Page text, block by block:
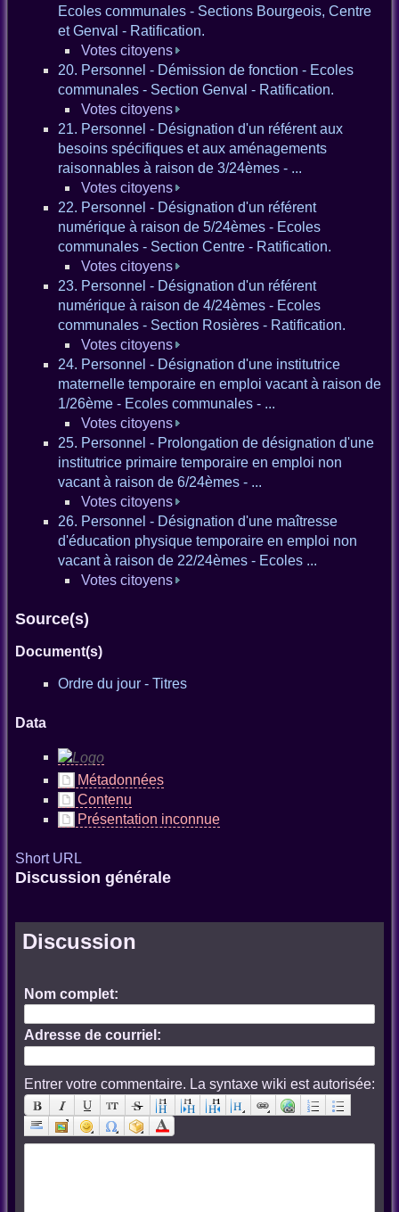
Ecoles communales - Sections Bourgeois, Centre
et Genval - Ratification.
Votes citoyens
20. Personnel - Démission de fonction - Ecoles
communales - Section Genval - Ratification.
Votes citoyens
21. Personnel - Désignation d'un référent aux
besoins spécifiques et aux aménagements
raisonnables à raison de 3/24èmes - ...
Votes citoyens
22. Personnel - Désignation d'un référent
numérique à raison de 5/24èmes - Ecoles
communales - Section Centre - Ratification.
Votes citoyens
23. Personnel - Désignation d'un référent
numérique à raison de 4/24èmes - Ecoles
communales - Section Rosières - Ratification.
Votes citoyens
24. Personnel - Désignation d'une institutrice
maternelle temporaire en emploi vacant à raison de
1/26ème - Ecoles communales - ...
Votes citoyens
25. Personnel - Prolongation de désignation d'une
institutrice primaire temporaire en emploi non
vacant à raison de 6/24èmes - ...
Votes citoyens
26. Personnel - Désignation d'une maîtresse
d'éducation physique temporaire en emploi non
vacant à raison de 22/24èmes - Ecoles ...
Votes citoyens
Source(s)
Document(s)
Ordre du jour - Titres
Data
Métadonnées
Contenu
Présentation inconnue
Short URL
Discussion générale
Discussion
Nom complet:
Adresse de courriel:
Entrer votre commentaire. La syntaxe wiki est autorisée: